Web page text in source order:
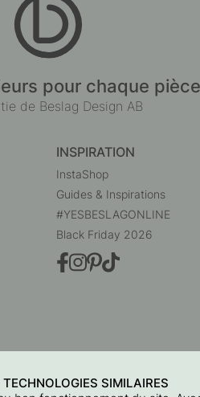
pour chaque pièce
de Beslag Design AB
INSPIRATION
InstaShop
Guides & Inspirations
#YESBESLAGONLINE
Black Friday 2026
SIMILAIRES